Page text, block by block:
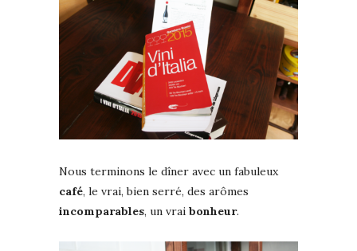
Nous terminons le dîner avec un fabuleux
café, le vrai, bien serré, des arômes
incomparables, un vrai bonheur.